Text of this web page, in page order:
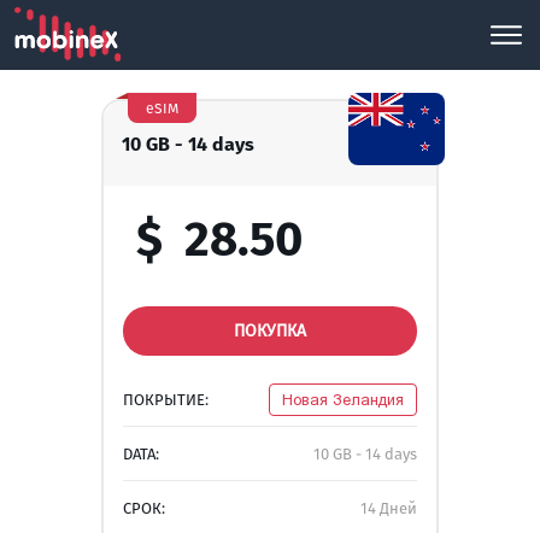
10 GB - 14 days
eSIM
$ 28.50
ПОКУПКА
ПОКРЫТИЕ: Новая Зеландия
DATA: 10 GB - 14 days
СРОК: 14 Дней